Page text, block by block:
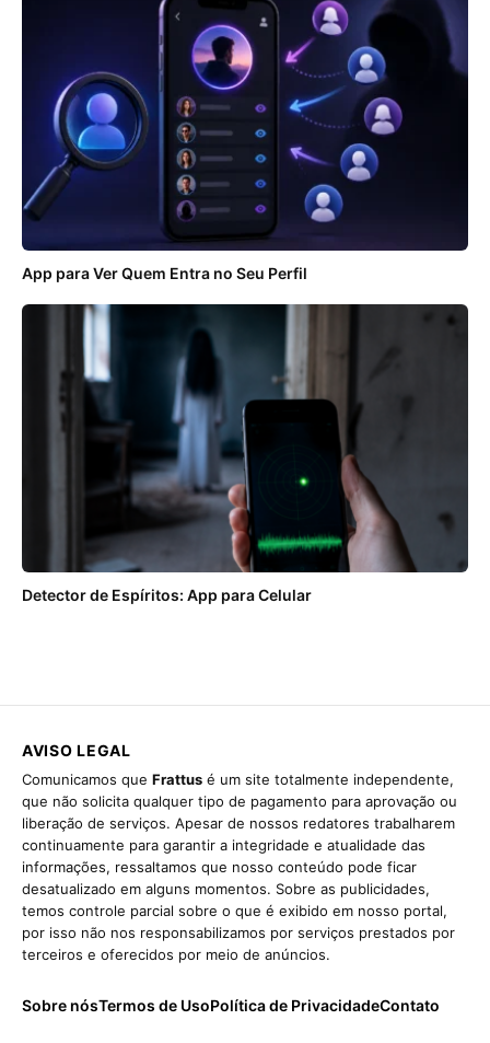
App para Ver Quem Entra no Seu Perfil
Detector de Espíritos: App para Celular
AVISO LEGAL
Comunicamos que Frattus é um site totalmente independente,
que não solicita qualquer tipo de pagamento para aprovação ou
liberação de serviços. Apesar de nossos redatores trabalharem
continuamente para garantir a integridade e atualidade das
informações, ressaltamos que nosso conteúdo pode ficar
desatualizado em alguns momentos. Sobre as publicidades,
temos controle parcial sobre o que é exibido em nosso portal,
por isso não nos responsabilizamos por serviços prestados por
terceiros e oferecidos por meio de anúncios.
Sobre nósTermos de UsoPolítica de PrivacidadeContato